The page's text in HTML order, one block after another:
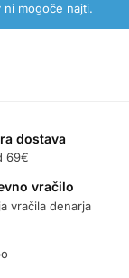
ni mogoče najti.
dostava
69€
vračilo
vračila denarja